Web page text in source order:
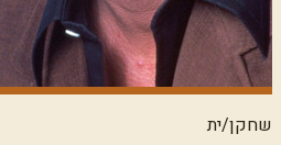
שחקן/ית